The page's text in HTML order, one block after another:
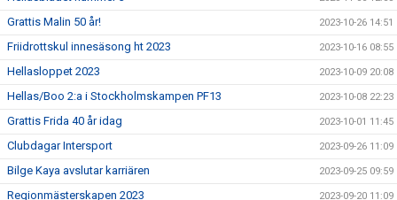
Grattis Malin 50 år! 2023-10-26 14:51
Friidrottskul innesäsong ht 2023 2023-10-16 08:55
Hellasloppet 2023 2023-10-09 20:08
Hellas/Boo 2:a i Stockholmskampen PF13 2023-10-08 22:23
Grattis Frida 40 år idag 2023-10-01 11:45
Clubdagar Intersport 2023-09-26 11:09
Bilge Kaya avslutar karriären 2023-09-25 09:59
Regionmästerskapen 2023 2023-09-20 11:09